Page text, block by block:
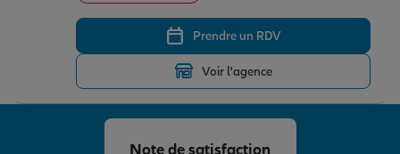
Prendre un RDV
Voir l'agence
Note de satisfaction